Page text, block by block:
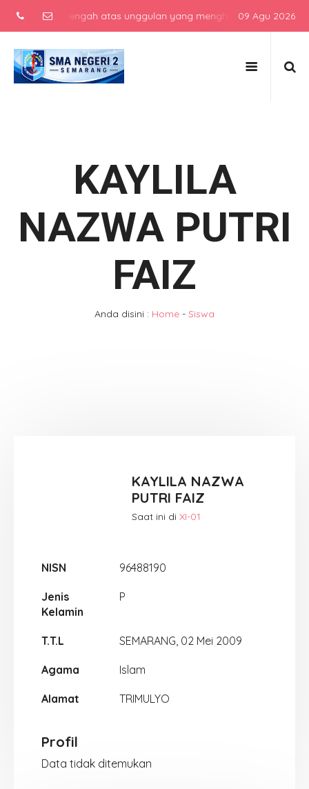
menengah atas unggulan yang menghasilkan lulusan
09 Agu 2026
KAYLILA
NAZWA PUTRI
FAIZ
Anda disini : Home - Siswa
KAYLILA NAZWA
PUTRI FAIZ
Saat ini diXI-01
NISN 96488190
Jenis
Kelamin
P
T.T.L SEMARANG, 02 Mei 2009
Agama Islam
Alamat TRIMULYO
Profil
Data tidak ditemukan